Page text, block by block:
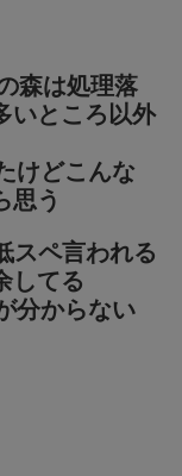
森は処理落
いところ以外
けどこんな
思う
スペ言われる
してる
分からない